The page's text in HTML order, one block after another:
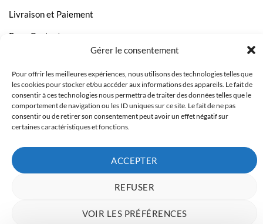
Gérer le consentement
Pour offrir les meilleures expériences, nous utilisons des technologies telles que
les cookies pour stocker et/ou accéder aux informations des appareils. Le fait de
consentir à ces technologies nous permettra de traiter des données telles que le
comportement de navigation ou les ID uniques sur ce site. Le fait de ne pas
consentir ou de retirer son consentement peut avoir un effet négatif sur
certaines caractéristiques et fonctions.
ACCEPTER
REFUSER
VOIR LES PRÉFÉRENCES
Livraison et Paiement
Page Contact